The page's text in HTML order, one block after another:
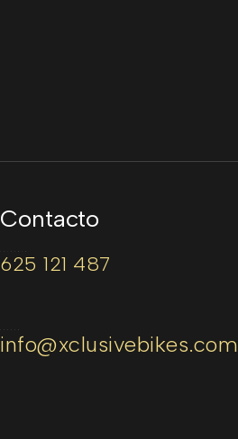
Contacto
625 121 487
info@xclusivebikes.com